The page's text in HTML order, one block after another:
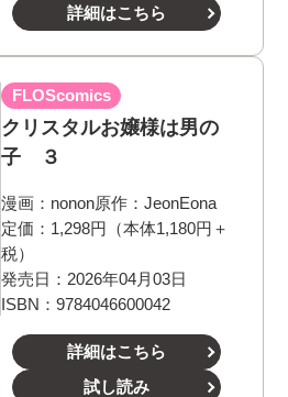
詳細はこちら
FLOScomics
クリスタルお嬢様は男の
子 ３
漫画： nonon原作： JeonEona
定価：1,298円（本体1,180円＋
税）
発売日：2026年04月03日
ISBN：9784046600042
詳細はこちら
試し読み